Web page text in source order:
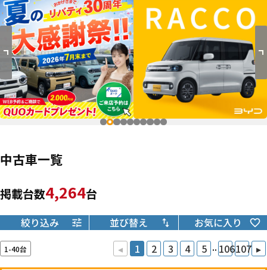
中古車一覧
掲載台数4,264台
絞り込み 並び替え お気に入り
1-40台 ◂ 1 2 3 4 5 .. 106107 ▸